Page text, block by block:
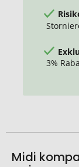
3%
Midi